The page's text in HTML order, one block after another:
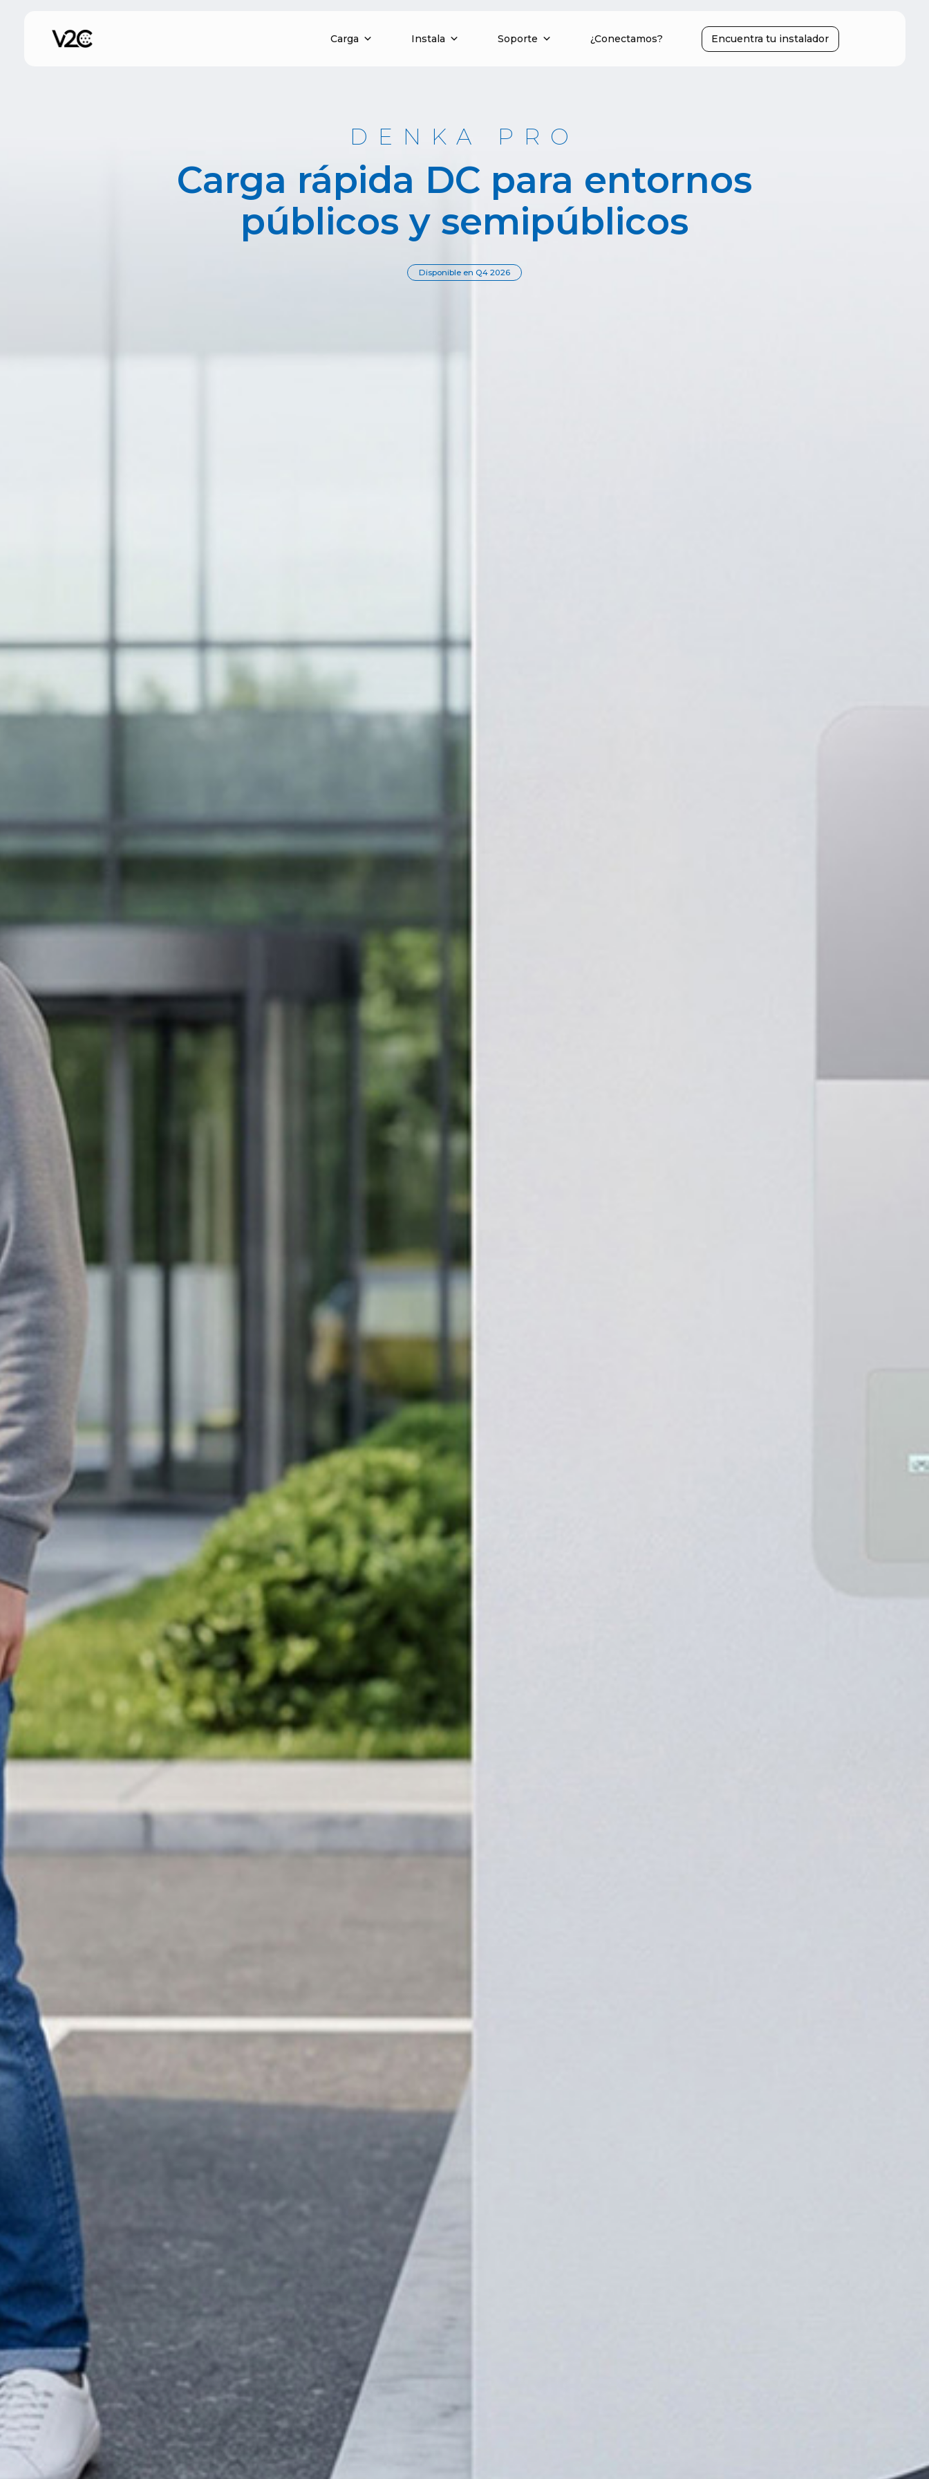
contenido
Carga Instala Soporte ¿Conectamos? Encuentra tu instalador
DENKA PRO
Carga rápida DC para entornos
públicos y semipúblicos
Disponible en Q4 2026